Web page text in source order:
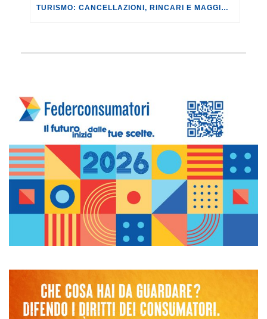
TURISMO: CANCELLAZIONI, RINCARI E MAGGIORAZIONI DI VOLI E PRENOTAZIONI.